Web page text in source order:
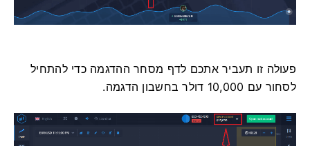
פעולה זו תעביר אתכם לדף מסחר ההדגמה כדי להתחיל
לסחור עם 10,000 דולר בחשבון הדגמה.